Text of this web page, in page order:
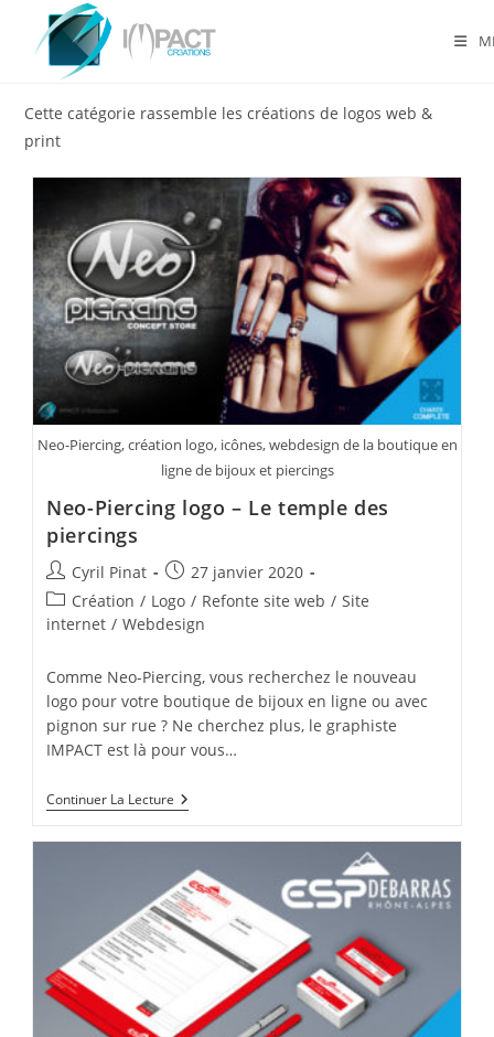
content
Cette catégorie rassemble les créations de logos web &
print
Neo-Piercing, création logo, icônes, webdesign de la boutique en
ligne de bijoux et piercings
Neo-Piercing logo – Le temple des
piercings
Auteur/autrice
de
la
Cyril Pinat
Publication
publiée :
27 janvier 2020
Post
category:
Création / Logo / Refonte site web / Site
internet / Webdesign
Comme Neo-Piercing, vous recherchez le nouveau
logo pour votre boutique de bijoux en ligne ou avec
pignon sur rue ? Ne cherchez plus, le graphiste
IMPACT est là pour vous…
Continuer La Lecture Neo-
Piercing
Le
Temple
Des
Piercings